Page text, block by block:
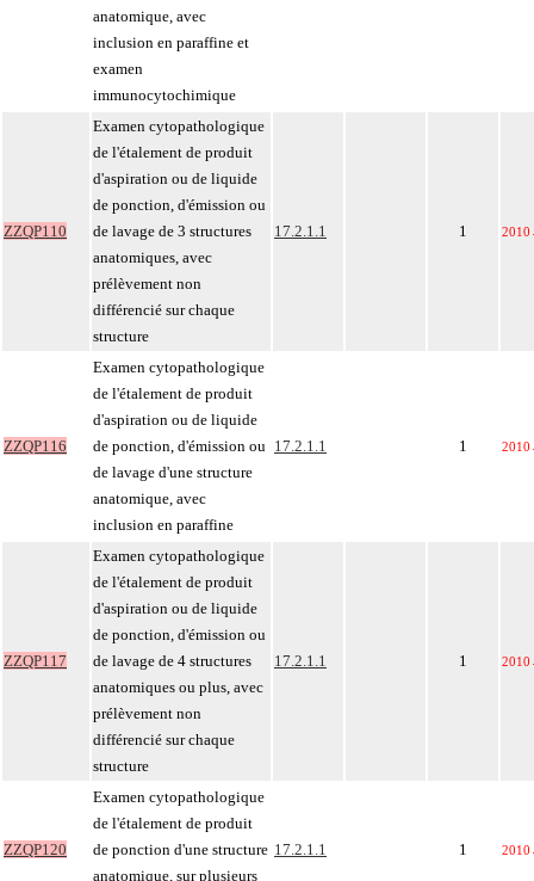
anatomique, avec
inclusion en paraffine et
examen
immunocytochimique
ZZQP110
Examen cytopathologique
de l'étalement de produit
d'aspiration ou de liquide
de ponction, d'émission ou
de lavage de 3 structures
anatomiques, avec
prélèvement non
différencié sur chaque
structure
17.2.1.1 1 2010
ZZQP116
Examen cytopathologique
de l'étalement de produit
d'aspiration ou de liquide
de ponction, d'émission ou
de lavage d'une structure
anatomique, avec
inclusion en paraffine
17.2.1.1 1 2010
ZZQP117
Examen cytopathologique
de l'étalement de produit
d'aspiration ou de liquide
de ponction, d'émission ou
de lavage de 4 structures
anatomiques ou plus, avec
prélèvement non
différencié sur chaque
structure
17.2.1.1 1 2010
ZZQP120
Examen cytopathologique
de l'étalement de produit
de ponction d'une structure
anatomique, sur plusieurs
17.2.1.1 1 2010